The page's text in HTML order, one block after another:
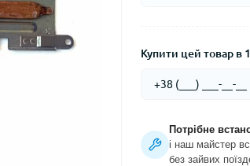
Купити цей товар в
Потрібне
і наш майстер
без зайвих